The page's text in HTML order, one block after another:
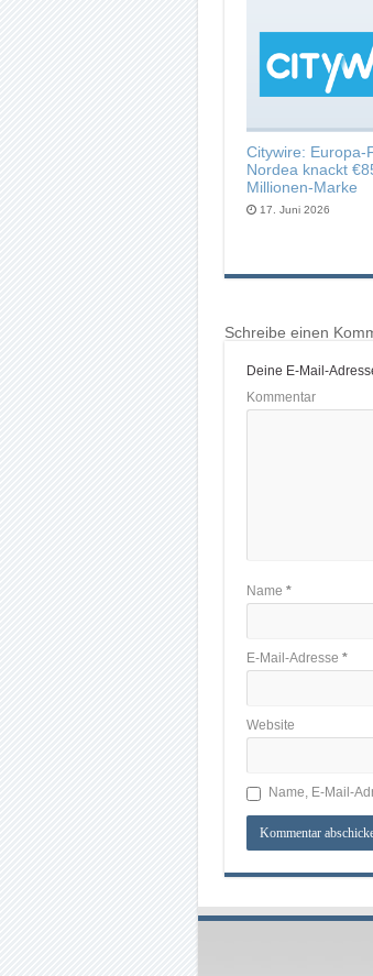
Citywire: Europa-
Nordea knackt
Millionen-Marke
17. Juni 2026
Schreibe einen
Deine E-Mail-
Kommentar
Name *
E-Mail-Adresse *
Website
Name, E-Mail-